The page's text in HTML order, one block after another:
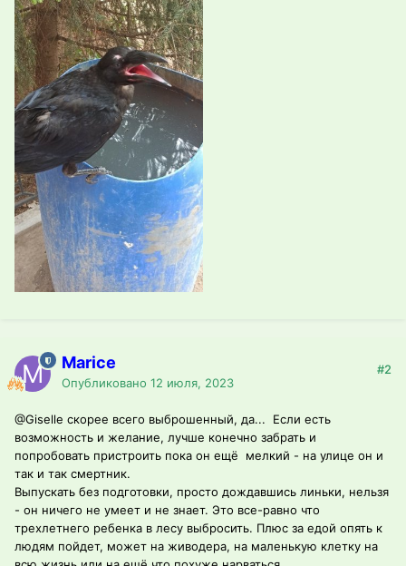
Marice
Опубликовано 12 июля, 2023
#2
@Giselle скорее всего выброшенный, да... Если есть
возможность и желание, лучше конечно забрать и
попробовать пристроить пока он ещё мелкий - на улице он и
так и так смертник.
Выпускать без подготовки, просто дождавшись линьки, нельзя
- он ничего не умеет и не знает. Это все-равно что
трехлетнего ребенка в лесу выбросить. Плюс за едой опять к
людям пойдет, может на живодера, на маленькую клетку на